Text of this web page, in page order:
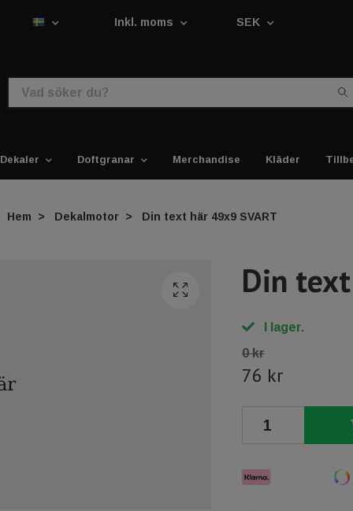
Inkl. moms SEK
Dekaler Doftgranar Merchandise Kläder
Hem Dekalmotor Din text här 49x9 SVART
Din
I lager.
0 kr
76 kr